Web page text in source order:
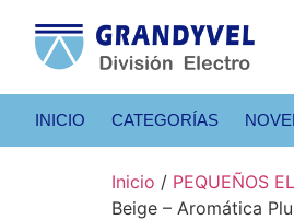
INICIO CATEGORÍAS
Inicio / PEQUEÑOS
Beige – Aromática